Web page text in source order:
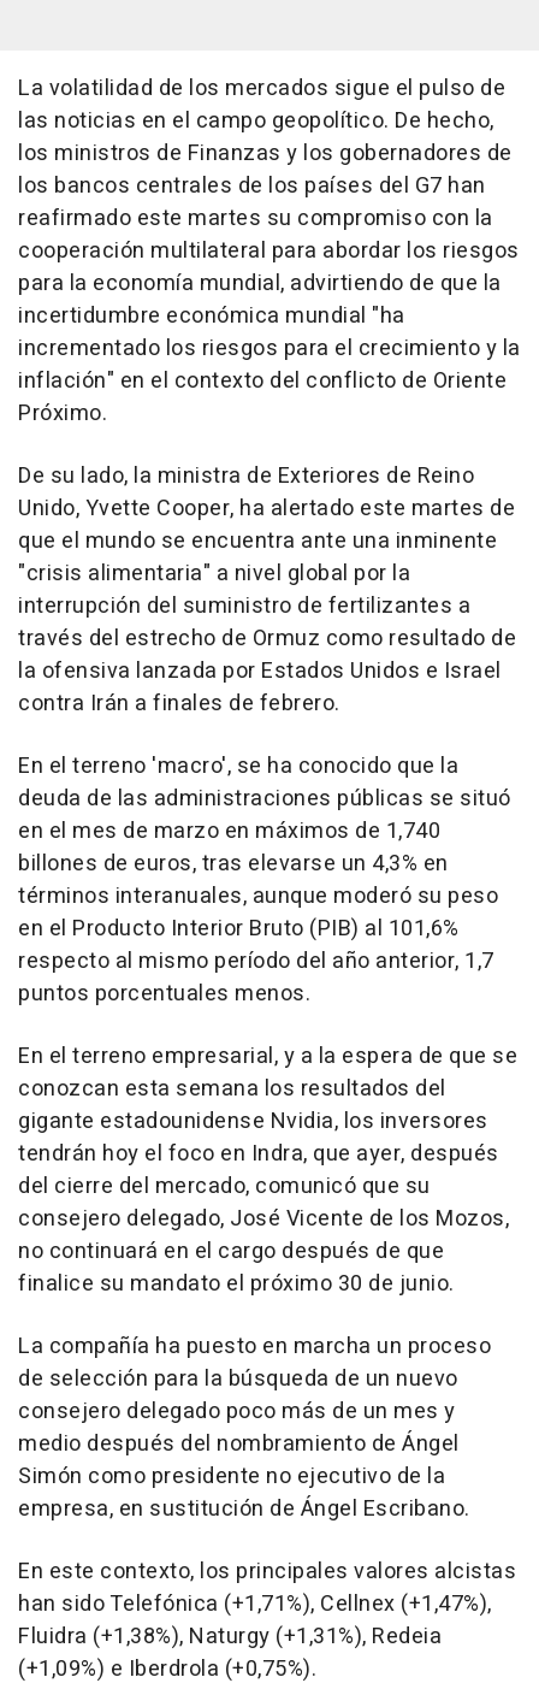
La volatilidad de los mercados sigue el pulso de
las noticias en el campo geopolítico. De hecho,
los ministros de Finanzas y los gobernadores de
los bancos centrales de los países del G7 han
reafirmado este martes su compromiso con la
cooperación multilateral para abordar los riesgos
para la economía mundial, advirtiendo de que la
incertidumbre económica mundial "ha
incrementado los riesgos para el crecimiento y la
inflación" en el contexto del conflicto de Oriente
Próximo.
De su lado, la ministra de Exteriores de Reino
Unido, Yvette Cooper, ha alertado este martes de
que el mundo se encuentra ante una inminente
"crisis alimentaria" a nivel global por la
interrupción del suministro de fertilizantes a
través del estrecho de Ormuz como resultado de
la ofensiva lanzada por Estados Unidos e Israel
contra Irán a finales de febrero.
En el terreno 'macro', se ha conocido que la
deuda de las administraciones públicas se situó
en el mes de marzo en máximos de 1,740
billones de euros, tras elevarse un 4,3% en
términos interanuales, aunque moderó su peso
en el Producto Interior Bruto (PIB) al 101,6%
respecto al mismo período del año anterior, 1,7
puntos porcentuales menos.
En el terreno empresarial, y a la espera de que se
conozcan esta semana los resultados del
gigante estadounidense Nvidia, los inversores
tendrán hoy el foco en Indra, que ayer, después
del cierre del mercado, comunicó que su
consejero delegado, José Vicente de los Mozos,
no continuará en el cargo después de que
finalice su mandato el próximo 30 de junio.
La compañía ha puesto en marcha un proceso
de selección para la búsqueda de un nuevo
consejero delegado poco más de un mes y
medio después del nombramiento de Ángel
Simón como presidente no ejecutivo de la
empresa, en sustitución de Ángel Escribano.
En este contexto, los principales valores alcistas
han sido Telefónica (+1,71%), Cellnex (+1,47%),
Fluidra (+1,38%), Naturgy (+1,31%), Redeia
(+1,09%) e Iberdrola (+0,75%).